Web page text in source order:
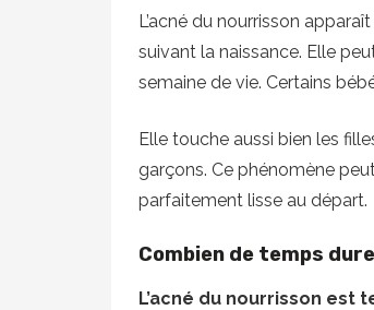
L’acné du nourrisson
suivant la naissance. Elle
semaine de vie. Certains
Elle touche aussi bien les
garçons. Ce phénomène
parfaitement lisse au départ.
Combien de temps
L’acné du nourrisson est